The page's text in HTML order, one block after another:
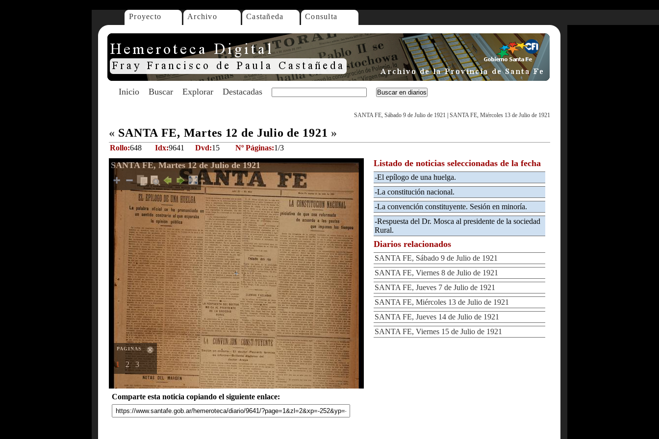
Proyecto Archivo Castañeda Consulta
Inicio Buscar Explorar Destacadas
SANTA FE, Sábado 9 de Julio de 1921 SANTA FE, Miércoles 13 de Julio de 1921
« SANTA FE, Martes 12 de Julio de 1921 »
Rollo:648 Idx:9641 Dvd:15 Nº Páginas:1/3
SANTA FE, Martes 12 de Julio de 1921
PAGINAS
1 2 3
Comparte esta noticia copiando el siguiente enlace:
Listado de noticias seleccionadas de la fecha
-El epílogo de una huelga.
-La constitución nacional.
-La convención constituyente. Sesión en minoría.
-Respuesta del Dr. Mosca al presidente de la sociedad
Rural.
Diarios relacionados
SANTA FE, Sábado 9 de Julio de 1921
SANTA FE, Viernes 8 de Julio de 1921
SANTA FE, Jueves 7 de Julio de 1921
SANTA FE, Miércoles 13 de Julio de 1921
SANTA FE, Jueves 14 de Julio de 1921
SANTA FE, Viernes 15 de Julio de 1921